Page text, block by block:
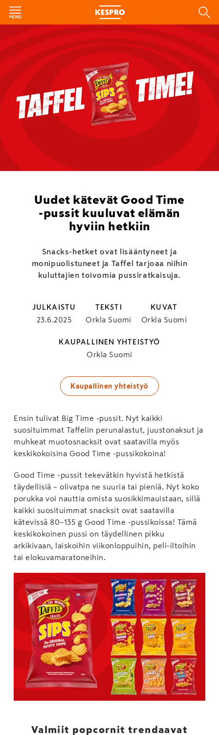
Uudet kätevät Good Time
-pussit kuuluvat elämän
hyviin hetkiin
Snacks-hetket ovat lisääntyneet ja
monipuolistuneet ja Taffel tarjoaa niihin
kuluttajien toivomia pussiratkaisuja.
JULKAISTU
23.6.2025
TEKSTI
Orkla Suomi
KUVAT
Orkla Suomi
KAUPALLINEN YHTEISTYÖ
Orkla Suomi
Kaupallinen yhteistyö
Ensin tulivat Big Time -pussit. Nyt kaikki
suosituimmat Taffelin perunalastut, juustonaksut ja
muhkeat muotosnacksit ovat saatavilla myös
keskikokoisina Good Time -pussikokoina!
Good Time -pussit tekevätkin hyvistä hetkistä
täydellisiä – olivatpa ne suuria tai pieniä. Nyt koko
porukka voi nauttia omista suosikkimauistaan, sillä
kaikki suosituimmat snacksit ovat saatavilla
kätevissä 80–135 g Good Time -pussikoissa! Tämä
keskikokoinen pussi on täydellinen pikku
arkikivaan, laiskoihin viikonloppuihin, peli-iltoihin
tai elokuvamaratoneihin.
Valmiit popcornit trendaavat